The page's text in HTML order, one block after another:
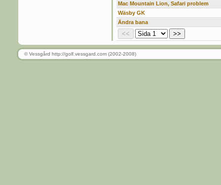
Mac Mountain Lion, Safari problem
Wäsby GK
Ändra bana
© Vessgård http://golf.vessgard.com (2002-2008)